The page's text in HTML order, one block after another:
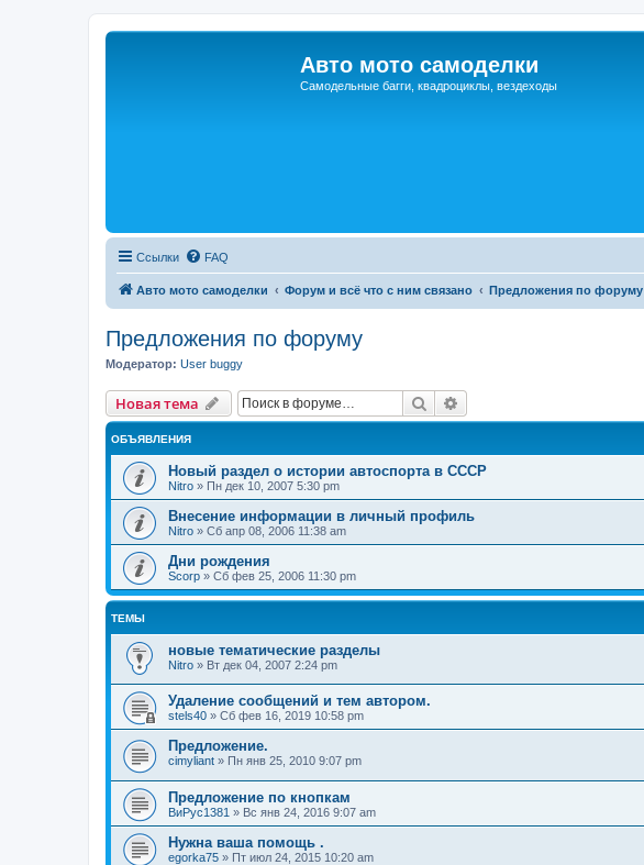
Авто мото самоделки
Самодельные багги, квадроциклы, вездеходы
Ссылки FAQ
Авто мото самоделки Форум и всё что с ним связано Предложения по форуму
Предложения по форуму
Модератор: User buggy
Новая тема Поиск
ОБЪЯВЛЕНИЯ
Новый раздел о истории автоспорта в СССР
Nitro » Пн дек 10, 2007 5:30 pm
Внесение информации в личный профиль
Nitro » Сб апр 08, 2006 11:38 am
Дни рождения
Scorp » Сб фев 25, 2006 11:30 pm
ТЕМЫ
новые тематические разделы
Nitro » Вт дек 04, 2007 2:24 pm
Удаление сообщений и тем автором.
stels40 » Сб фев 16, 2019 10:58 pm
Предложение.
cimyliant » Пн янв 25, 2010 9:07 pm
Предложение по кнопкам
ВиРус1381 » Вс янв 24, 2016 9:07 am
Нужна ваша помощь .
egorka75 » Пт июл 24, 2015 10:20 am